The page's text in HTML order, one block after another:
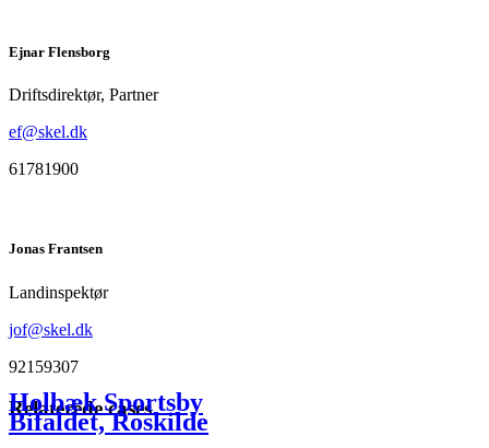
Ejnar Flensborg
Driftsdirektør, Partner
ef@skel.dk
61781900
Jonas Frantsen
Landinspektør
jof@skel.dk
92159307
Relaterede cases
Holbæk Sportsby
Bifaldet, Roskilde